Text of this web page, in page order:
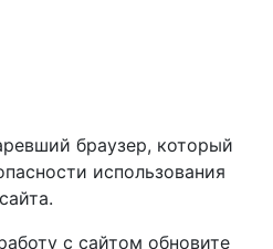
браузер, который
использования
сайта.
с сайтом обновите